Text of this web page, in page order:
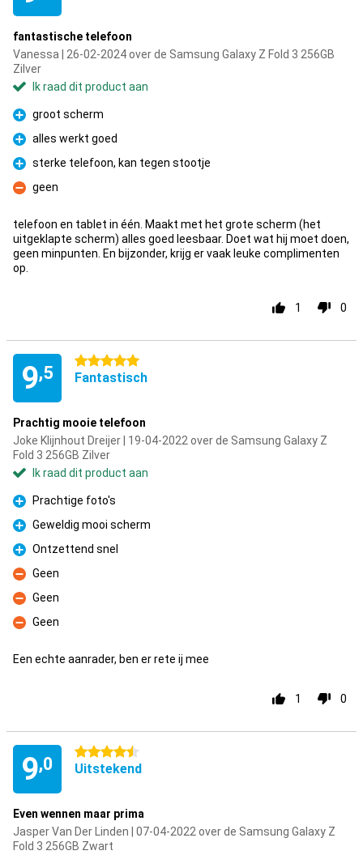
fantastische telefoon
Vanessa | 26-02-2024 over de Samsung Galaxy Z Fold 3 256GB
Zilver
Ik raad dit product aan
Pluspunt
groot scherm
Pluspunt
alles werkt goed
Pluspunt
sterke telefoon, kan tegen stootje
Minpunt
geen
telefoon en tablet in één. Maakt met het grote scherm (het
uitgeklapte scherm) alles goed leesbaar. Doet wat hij moet doen,
geen minpunten. En bijzonder, krijg er vaak leuke complimenten
op.
1 0
9,5
5 sterren
Fantastisch
Prachtig mooie telefoon
Joke Klijnhout Dreijer | 19-04-2022 over de Samsung Galaxy Z
Fold 3 256GB Zilver
Ik raad dit product aan
Pluspunt
Prachtige foto's
Pluspunt
Geweldig mooi scherm
Pluspunt
Ontzettend snel
Minpunt
Geen
Minpunt
Geen
Minpunt
Geen
Een echte aanrader, ben er rete ij mee
1 0
9,0
4.5 sterren
Uitstekend
Even wennen maar prima
Jasper Van Der Linden | 07-04-2022 over de Samsung Galaxy Z
Fold 3 256GB Zwart